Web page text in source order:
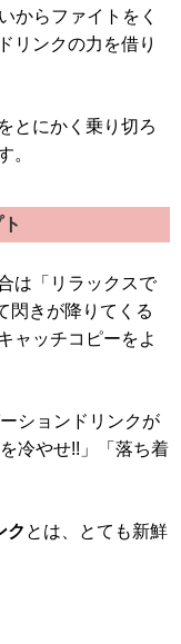
からファイトをく
リンクの力を借り
とにかく乗り切ろ
。
は「リラックスで
閃きが降りてくる
ャッチコピーをよ
ションドリンクが
冷やせ!!」「落ち着
ク とは、とても新鮮